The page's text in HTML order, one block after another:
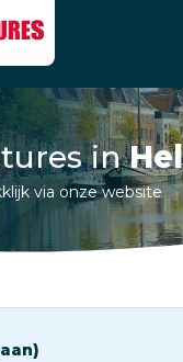
in
via onze website